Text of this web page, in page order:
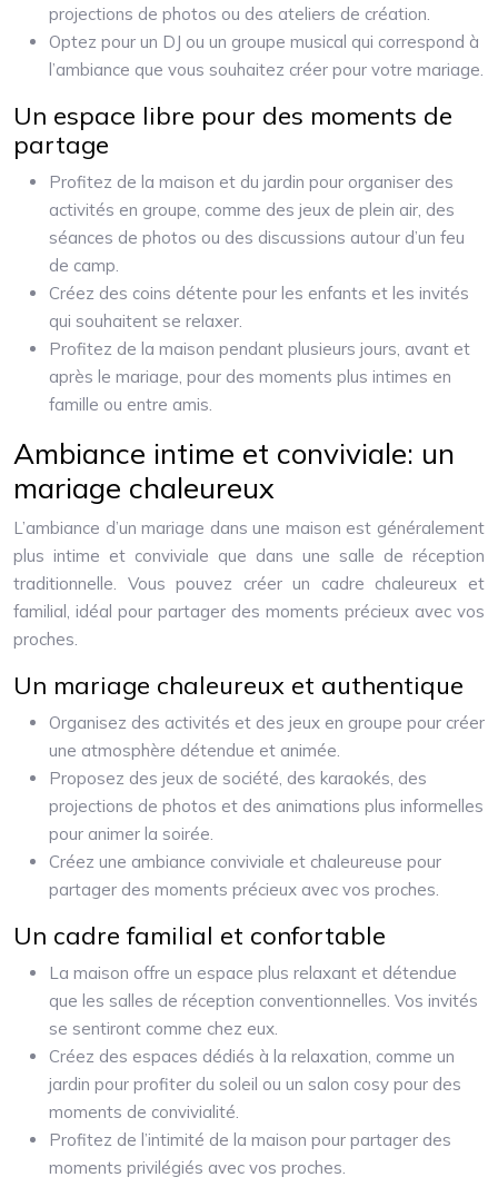
projections de photos ou des ateliers de création.
Optez pour un DJ ou un groupe musical qui correspond à
l’ambiance que vous souhaitez créer pour votre mariage.
Un espace libre pour des moments de
partage
Profitez de la maison et du jardin pour organiser des
activités en groupe, comme des jeux de plein air, des
séances de photos ou des discussions autour d’un feu
de camp.
Créez des coins détente pour les enfants et les invités
qui souhaitent se relaxer.
Profitez de la maison pendant plusieurs jours, avant et
après le mariage, pour des moments plus intimes en
famille ou entre amis.
Ambiance intime et conviviale: un
mariage chaleureux
L’ambiance d’un mariage dans une maison est généralement
plus intime et conviviale que dans une salle de réception
traditionnelle. Vous pouvez créer un cadre chaleureux et
familial, idéal pour partager des moments précieux avec vos
proches.
Un mariage chaleureux et authentique
Organisez des activités et des jeux en groupe pour créer
une atmosphère détendue et animée.
Proposez des jeux de société, des karaokés, des
projections de photos et des animations plus informelles
pour animer la soirée.
Créez une ambiance conviviale et chaleureuse pour
partager des moments précieux avec vos proches.
Un cadre familial et confortable
La maison offre un espace plus relaxant et détendue
que les salles de réception conventionnelles. Vos invités
se sentiront comme chez eux.
Créez des espaces dédiés à la relaxation, comme un
jardin pour profiter du soleil ou un salon cosy pour des
moments de convivialité.
Profitez de l’intimité de la maison pour partager des
moments privilégiés avec vos proches.